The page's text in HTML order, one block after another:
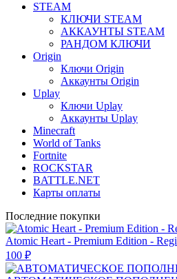
STEAM
КЛЮЧИ STEAM
АККАУНТЫ STEAM
РАНДОМ КЛЮЧИ
Origin
Ключи Origin
Аккаунты Origin
Uplay
Ключи Uplay
Аккаунты Uplay
Minecraft
World of Tanks
Fortnite
ROCKSTAR
BATTLE.NET
Карты оплаты
Последние покупки
Atomic Heart - Premium Edition -
100 ₽